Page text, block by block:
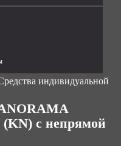
индивидуальной
(KN) с непрямой